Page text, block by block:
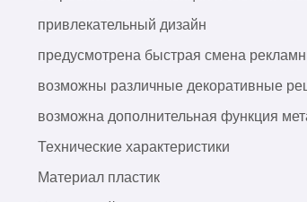
привлекательный дизайн
предусмотрена быстрая смена
возможны различные декоративные
возможна дополнительная функция
Технические характеристики
Материал пластик